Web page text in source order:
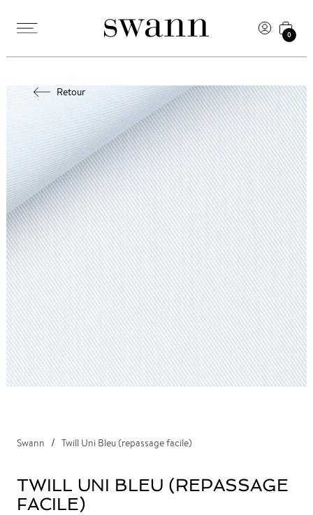
0
Retour
Swann Twill Uni Bleu (repassage facile)
TWILL UNI BLEU (REPASSAGE
FACILE)